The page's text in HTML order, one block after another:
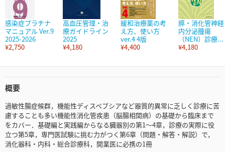
感染症プラチナ
マニュアル Ver.9
2025-2026
¥2,750
高血圧管理・治
療ガイドライン
2025
¥4,180
緩和治療薬の考
え方、使い方
ver.4 4版
¥4,400
膵・消化管神経
内分泌腫瘍
（NEN）診療...
¥4,180
概要
過敏性腸症候群，機能性ディスペプシアなど器質的異常に乏しく診療に苦
慮することも多い機能性消化管疾患（脳腸相関病）の基礎から臨床まで
をカバー．基礎編と実践編からなる臓器別の第1～4章，診療の実際に役
立つ第5章，専門医試験に挑む力がつく第6章（問題・解答・解説）で，
消化器科・内科・総合診療科，開業医に必携の1冊